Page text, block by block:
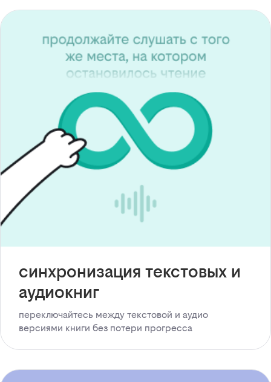
синхронизация текстовых и
аудиокниг
переключайтесь между текстовой и аудио
версиями книги без потери прогресса